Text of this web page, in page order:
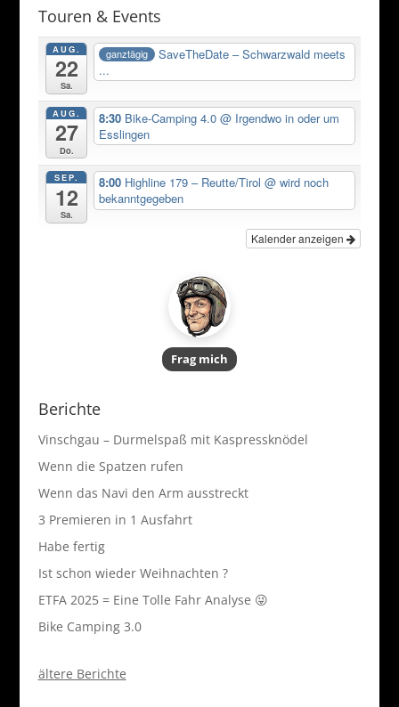
s
A
p
p
e
b
o
o
k
er
Touren & Events
AUG.
22
Sa.
ganztägig
SaveTheDate – Schwarzwald meets
...
AUG.
27
Do.
8:30 Bike-Camping 4.0@ Irgendwo in oder um
Esslingen
SEP.
12
Sa.
8:00 Highline 179 – Reutte/Tirol@ wird noch
bekanntgegeben
Kalender anzeigen
Frag mich
Berichte
Vinschgau – Durmelspaß mit Kaspressknödel
Wenn die Spatzen rufen
Wenn das Navi den Arm ausstreckt
3 Premieren in 1 Ausfahrt
Habe fertig
Ist schon wieder Weihnachten ?
ETFA 2025 = Eine Tolle Fahr Analyse 😜
Bike Camping 3.0
ältere Berichte